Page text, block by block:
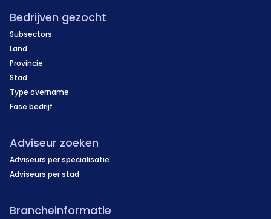
Bedrijven gezocht
Subsectors
Land
Provincie
Stad
Type overname
Fase bedrijf
Adviseur zoeken
Adviseurs per specialisatie
Adviseurs per stad
Brancheinformatie